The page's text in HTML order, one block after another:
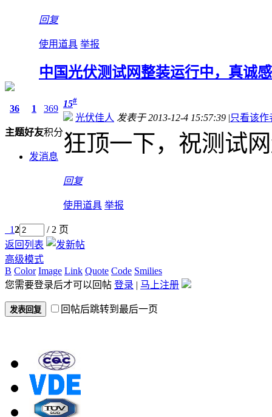
回复
使用道具 举报
中国光伏测试网整装运行中，真诚
36
主题
1
好友
369
积分
发消息
15#
光伏佳人 发表于 2013-12-4 15:57:39 |只看该作
狂顶一下，祝测试
回复
使用道具 举报
12
/ 2 页
返回列表
高级模式
B Color Image Link Quote Code Smilies
您需要登录后才可以回帖 登录 | 马上注册
发表回复 回帖后跳转到最后一页